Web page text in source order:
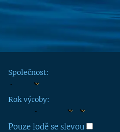
Společnost:
Rok výroby:
Pouze lodě se slevou